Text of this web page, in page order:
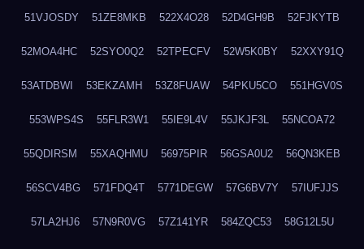
51VJOSDY 51ZE8MKB 522X4O28 52D4GH9B 52FJKYTB
52MOA4HC 52SYO0Q2 52TPECFV 52W5K0BY 52XXY91Q
53ATDBWI 53EKZAMH 53Z8FUAW 54PKU5CO 551HGV0S
553WPS4S 55FLR3W1 55IE9L4V 55JKJF3L 55NCOA72
55QDIRSM 55XAQHMU 56975PIR 56GSA0U2 56QN3KEB
56SCV4BG 571FDQ4T 5771DEGW 57G6BV7Y 57IUFJJS
57LA2HJ6 57N9R0VG 57Z141YR 584ZQC53 58G12L5U